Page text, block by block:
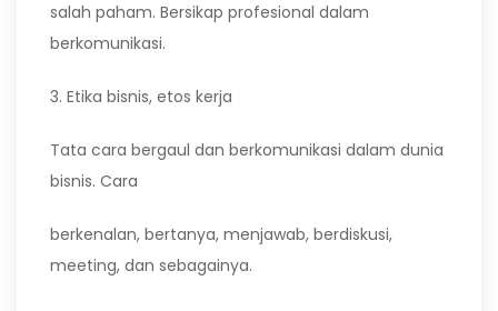
salah paham. Bersikap profesional dalam
berkomunikasi.
3. Etika bisnis, etos kerja
Tata cara bergaul dan berkomunikasi dalam dunia
bisnis. Cara
berkenalan, bertanya, menjawab, berdiskusi,
meeting, dan sebagainya.